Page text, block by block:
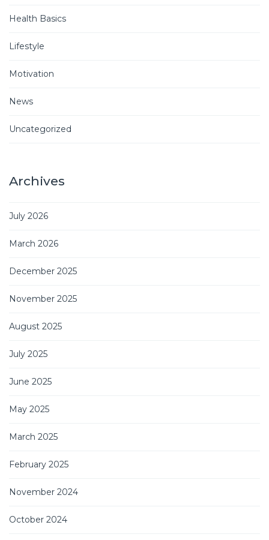
Health Basics
Lifestyle
Motivation
News
Uncategorized
Archives
July 2026
March 2026
December 2025
November 2025
August 2025
July 2025
June 2025
May 2025
March 2025
February 2025
November 2024
October 2024